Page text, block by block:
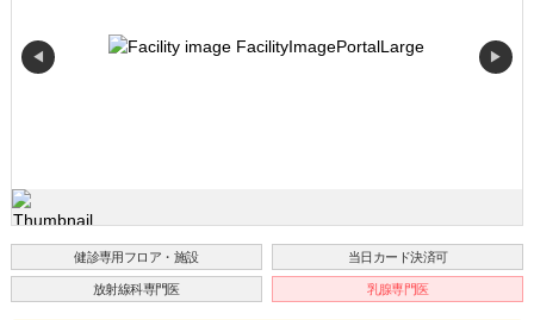
◀ ▶
健診専用フロア・施設 当日カード決済可
放射線科専門医 乳腺専門医